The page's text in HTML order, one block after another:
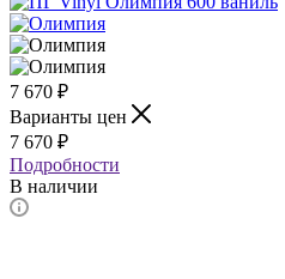
7 670 ₽
Варианты цен
7 670 ₽
Подробности
В наличии